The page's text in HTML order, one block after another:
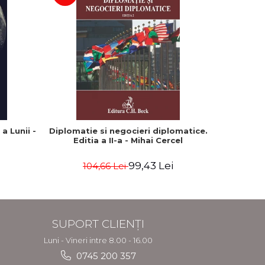
Lunii -
Diplomatie si negocieri diplomatice.
Editia a II-a - Mihai Cercel
104,66 Lei99,43 Lei
SUPORT CLIENȚI
Luni - Vineri intre 8.00 - 16.00
0745 200 357